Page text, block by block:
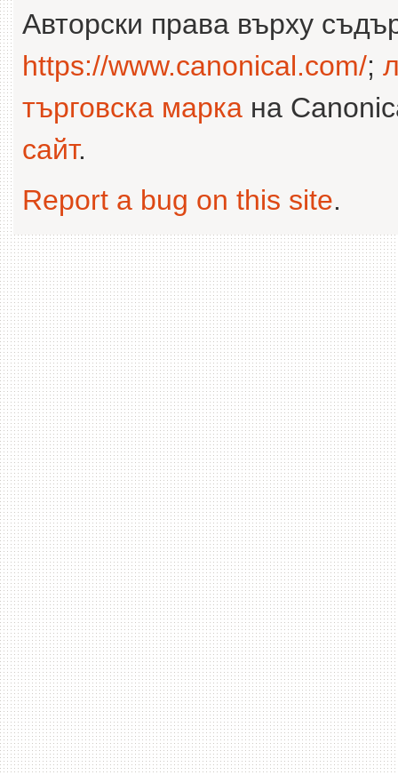
Авторски права върху
https://www.canonical.com/;
търговска марка на
сайт.
Report a bug on this site.